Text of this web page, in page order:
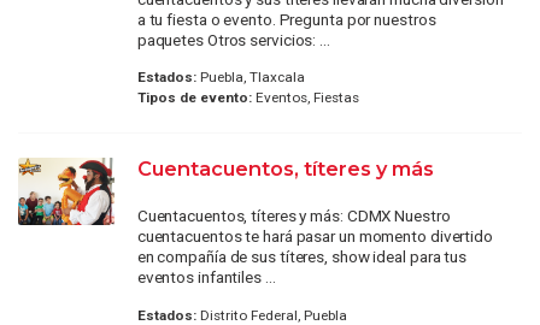
a tu fiesta o evento. Pregunta por nuestros
paquetes Otros servicios: ...
Estados:Puebla, Tlaxcala
Tipos de evento:Eventos, Fiestas
Cuentacuentos, títeres y más
Cuentacuentos, títeres y más: CDMX Nuestro
cuentacuentos te hará pasar un momento divertido
en compañía de sus títeres, show ideal para tus
eventos infantiles ...
Estados:Distrito Federal, Puebla